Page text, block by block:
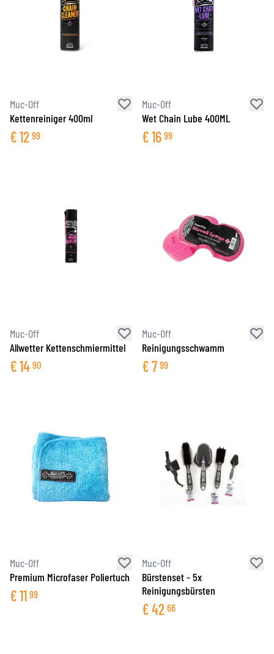
Muc-Off
Kettenreiniger 400ml
€12 99
Muc-Off
Wet Chain Lube 400ML
€16 99
Muc-Off
Allwetter Kettenschmiermittel
€14 90
Muc-Off
Reinigungsschwamm
€7 99
Muc-Off
Premium Microfaser Poliertuch
€11 99
Muc-Off
Bürstenset - 5x
Reinigungsbürsten
€42 66